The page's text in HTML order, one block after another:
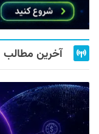
آخرین مطالب